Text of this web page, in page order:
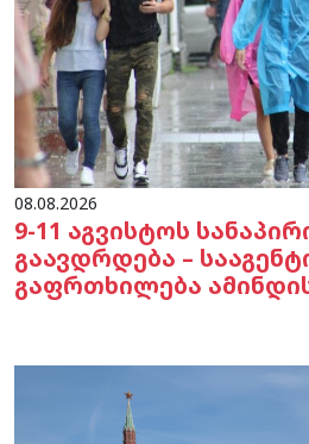
08.08.2026
9-11 აგვისტოს
გაავდრდება –
გაფრთხილება